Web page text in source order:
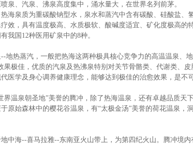
泉、汽泉、沸泉高度集中，涌水量大，在世界名列前茅。
海泉质为重碳酸钠型水，泉水和蒸汽中含有碳酸、硅酸盐、
效，具有温度极高、水质极软、酸碱度适宜、矿化度极高的
我国12种医用矿泉中的8种。
地热蒸汽，一般把热海这两种极具核心竞争力的高温温泉、
极佳，优质的汽泉及热沸泉特别对关节骨骼类、代谢类、皮
医学及身心调养健康理念，能够达到极佳的治愈效果，是不
界温泉朝圣地”美誉的腾冲，除了热海温泉，还有卓越品质天
原始森林中的樱花谷温泉，有“太极金汤”美誉的荷花温泉，
中海--喜马拉雅--东南亚火山带上，为第四纪火山。腾冲境内